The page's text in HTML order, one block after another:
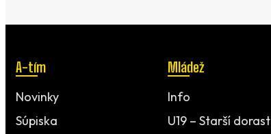
A-tím
Novinky
Súpiska
Mládež
Info
U19 – Starší dorast